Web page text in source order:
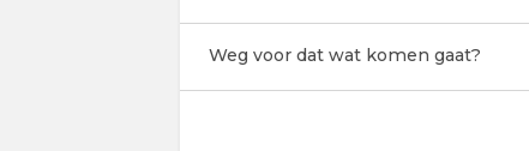
Weg voor dat wat komen gaat?